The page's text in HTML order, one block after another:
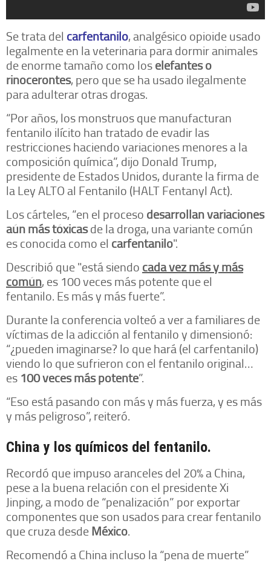
Se trata del carfentanilo, analgésico opioide usado
legalmente en la veterinaria para dormir animales
de enorme tamaño como loselefantes o
rinocerontes, pero que se ha usado ilegalmente
para adulterar otras drogas.
“Por años, los monstruos que manufacturan
fentanilo ilícito han tratado de evadir las
restricciones haciendo variaciones menores a la
composición química”, dijo Donald Trump,
presidente de Estados Unidos, durante la firma de
la Ley ALTO al Fentanilo (HALT Fentanyl Act).
Los cárteles, “en el proceso desarrollan variaciones
aún más tóxicasde la droga, una variante común
es conocida como el carfentanilo".
Describió que "está siendo cada vez más y más
común, es 100 veces más potente que el
fentanilo. Es más y más fuerte”.
Durante la conferencia volteó a ver a familiares de
víctimas de la adicción al fentanilo y dimensionó:
“¿pueden imaginarse? lo que hará (el carfentanilo)
viendo lo que sufrieron con el fentanilo original…
es 100 veces más potente”.
“Eso está pasando con más y más fuerza, y es más
y más peligroso”, reiteró.
China y los químicos del fentanilo.
Recordó que impuso aranceles del 20% a China,
pese a la buena relación con el presidente Xi
Jinping, a modo de “penalización” por exportar
componentes que son usados para crear fentanilo
que cruza desdeMéxico.
Recomendó a China incluso la “pena de muerte”